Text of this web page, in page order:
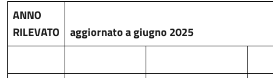
ANNO
RILEVATO
aggiornato a giugno 2025